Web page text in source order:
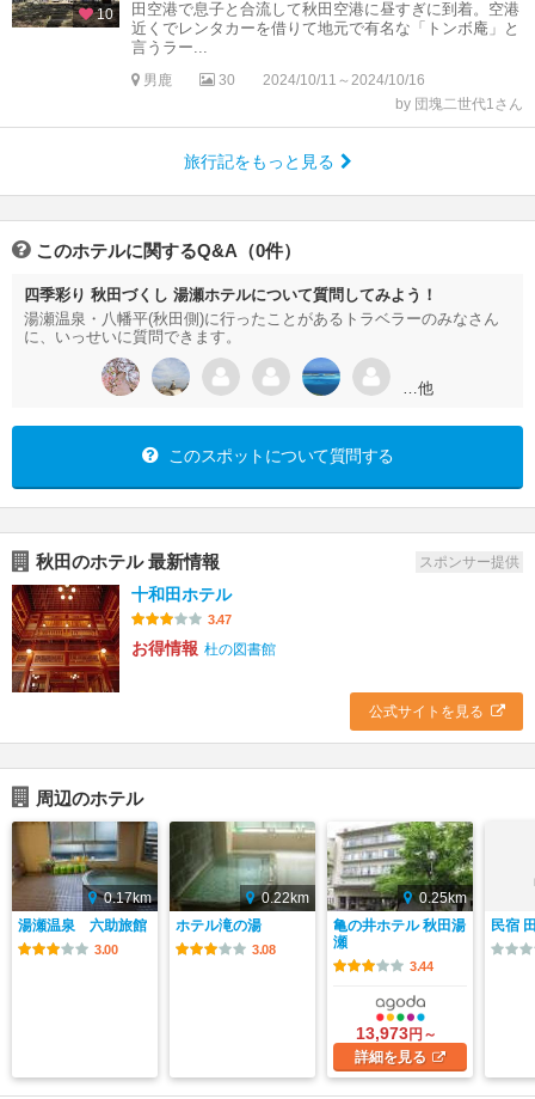
10
田空港で息子と合流して秋田空港に昼すぎに到着。空港
近くでレンタカーを借りて地元で有名な「トンボ庵」と
言うラー...
男鹿 30
2024/10/11～2024/10/16
by 団塊二世代1さん
旅行記をもっと見る
このホテルに関するQ&A（0件）
四季彩り 秋田づくし 湯瀬ホテルについて質問してみよう！
湯瀬温泉・八幡平(秋田側)に行ったことがあるトラベラーのみなさん
に、いっせいに質問できます。
…他
このスポットについて質問する
秋田のホテル 最新情報 スポンサー提供
十和田ホテル
3.47
お得情報 杜の図書館
公式サイトを見る
周辺のホテル
0.17km
湯瀬温泉 六助旅館
3.00
0.22km
ホテル滝の湯
3.08
0.25km
亀の井ホテル 秋田湯
瀬
3.44
13,973円～
詳細を見る
民宿